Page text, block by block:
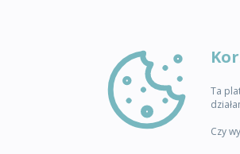
Ta
Czy